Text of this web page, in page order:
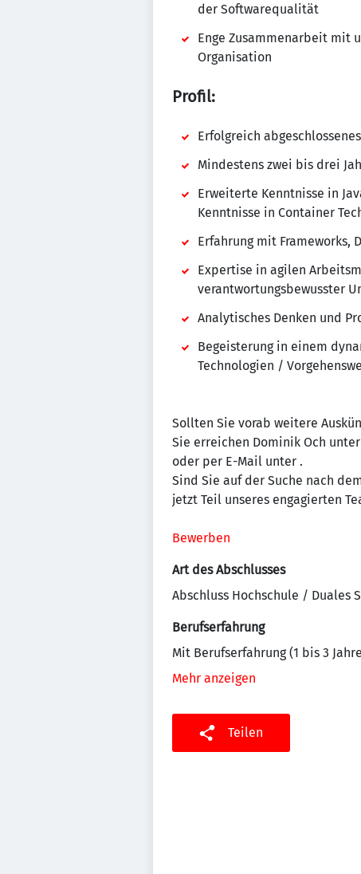
der Softwarequalität
Enge Zusammenarbeit mit
Organisation
Profil:
Erfolgreich
Mindestens zwei bis drei
Erweiterte Kenntnisse in
Kenntnisse in Container
Erfahrung mit Frameworks,
Expertise in agilen
verantwortungsbewusster
Analytisches Denken und
Begeisterung in einem
Technologien /
Sollten Sie vorab weitere
Sie erreichen Dominik Och unter
oder per E-Mail unter .
Sind Sie auf der Suche nach
jetzt Teil unseres engagierten
Bewerben
Art des Abschlusses
Abschluss Hochschule / Duales
Berufserfahrung
Mit Berufserfahrung (1 bis 3
Mehr anzeigen
Teilen